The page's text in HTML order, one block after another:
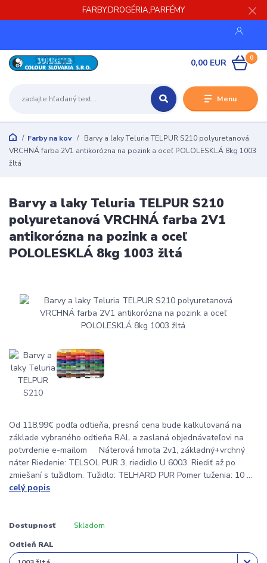
FARBY,DROGÉRIA,PARFÉMY
Menu
0
0,00 EUR
Farby na kov
Barvy a laky Teluria TELPUR S210 polyuretanová
VRCHNÁ farba 2V1 antikorózna na pozink a oceľ POLOLESKLÁ 8kg 1003
žltá
Barvy a laky Teluria TELPUR S210
polyuretanová VRCHNÁ farba 2V1
antikorózna na pozink a oceľ
POLOLESKLÁ 8kg 1003 žltá
Od 118,99€ podľa odtieňa, presná cena bude kalkulovaná na
základe vybraného odtieňa RAL a zaslaná objednávateľovi na
potvrdenie e-mailom Náterová hmota 2v1, základný+vrchný
náter Riedenie: TELSOL PUR 3, riedidlo U 6003. Riediť až po
zmiešaní s tužidlom. Tužidlo: TELHARD PUR Pomer tuženia: 10 ...
celý popis
Dostupnosť Skladom
Odtieň RAL